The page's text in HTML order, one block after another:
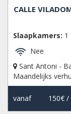
CALLE
Slaapkamers: 1
Nee
Sant Antoni -
Maandelijks
vanaf 150€/